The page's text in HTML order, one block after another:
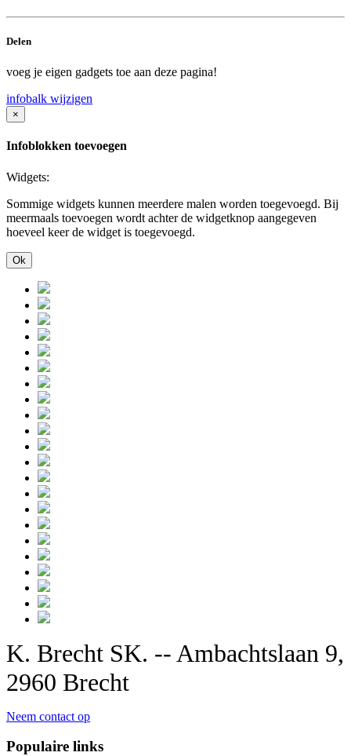
Delen
voeg je eigen gadgets toe aan deze pagina!
infobalk wijzigen
×
Infoblokken toevoegen
Widgets:
Sommige widgets kunnen meerdere malen worden toegevoegd. Bij
meermaals toevoegen wordt achter de widgetknop aangegeven
hoeveel keer de widget is toegevoegd.
Ok
K. Brecht SK. -- Ambachtslaan 9,
2960 Brecht
Neem contact op
Populaire links